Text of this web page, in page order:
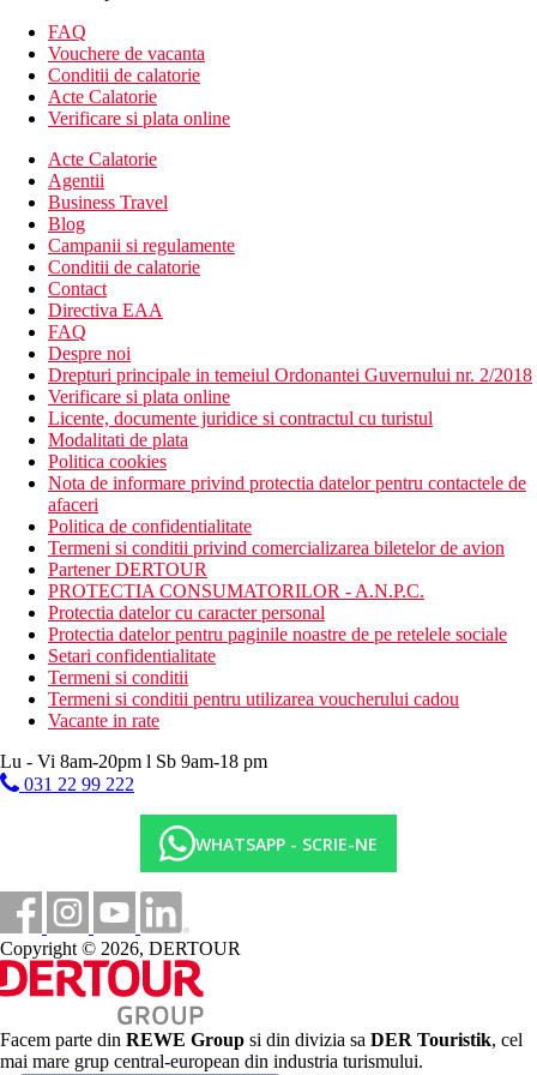
Descrierea hotelului
Vila pe plaja
aer conditionat controlat individual
TV cu receptie satelit
Wi-Fi (gratuit)
minibar (umplere contra cost)
seif
terasa
Cazare contra cost
Deluxe Beach Villa
a ceaiului
Descrierea plajei
cu nisip
sezlonguri si umbrele gratuite
Activitati sportive gratuite
programe de seara din cand in cand
fitness
Activitati sportive contra cost
centru SPA
sporturi acvatice pe plaja
centru de scufundari (certificare PADI)
tenis
badminton
Mese
All Inclusive:
8:00 a.m. - 12:00 a.m., include mic dejun tip bufet, pranz
si cina, gustare usoara dupa-amiaza. Cantitate nelimitata
de bauturi nealcoolice imbuteliate si bauturi alcoolice
selectate de productie locala. Puteti desena in locurile si
orele specificate de hotel
Categoria oficiala
5 stele
Distanţe
Distanta de cel mai apropiat aeroport
FAQ
Vouchere de vacanta
Conditii de calatorie
Acte Calatorie
Verificare si plata online
Acte Calatorie
Agentii
Business Travel
Blog
Campanii si regulamente
Conditii de calatorie
Contact
Directiva EAA
FAQ
Despre noi
Drepturi principale in temeiul Ordonantei Guvernului nr. 2/2018
Verificare si plata online
Licente, documente juridice si contractul cu turistul
Modalitati de plata
Politica cookies
Nota de informare privind protectia datelor pentru contactele de
afaceri
Politica de confidentialitate
Termeni si conditii privind comercializarea biletelor de avion
Partener DERTOUR
PROTECTIA CONSUMATORILOR - A.N.P.C.
Protectia datelor cu caracter personal
Protectia datelor pentru paginile noastre de pe retelele sociale
Setari confidentialitate
Termeni si conditii
Termeni si conditii pentru utilizarea voucherului cadou
Vacante in rate
Lu - Vi 8am-20pm l Sb 9am-18 pm
031 22 99 222
WHATSAPP - SCRIE-NE
Copyright © 2026, DERTOUR
Facem parte din REWE Group si din divizia sa DER Touristik, cel
mai mare grup central-european din industria turismului.